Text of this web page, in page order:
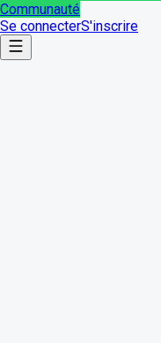
Communauté
Se connecterS'inscrire